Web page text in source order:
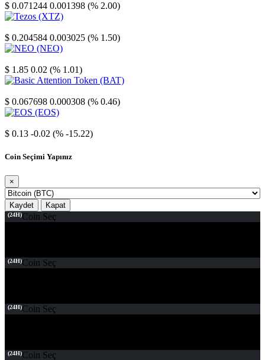
$ 0.071244 0.001398 (% 2.00)
$ 0.204584 0.003025 (% 1.50)
$ 1.85 0.02 (% 1.01)
$ 0.067698 0.000308 (% 0.46)
$ 0.13 -0.02 (% -15.22)
Coin Seçimi Yapınız
×
Kaydet Kapat
(24H)Coin Seç
(24H)Coin Seç
(24H)Coin Seç
(24H)Coin Seç